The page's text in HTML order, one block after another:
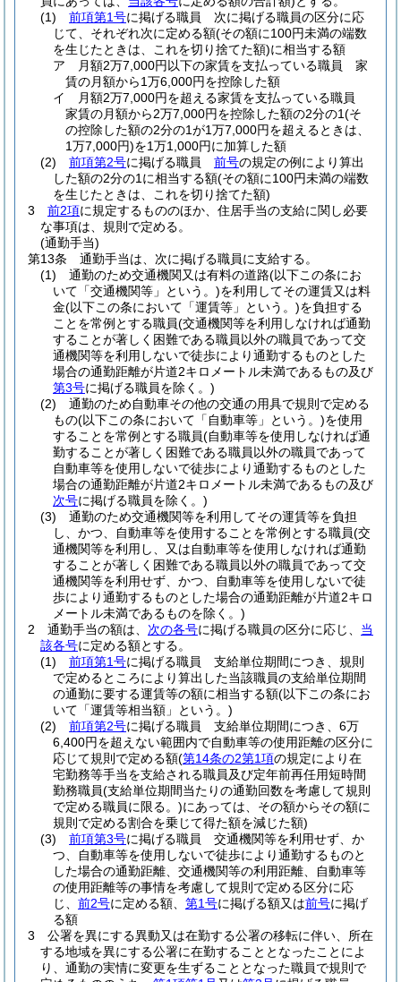
(1)
前項第1号に掲げる職員 次に掲げる職員の区分に応
じて、それぞれ次に定める額(その額に100円未満の端数
を生じたときは、これを切り捨てた額)に相当する額
ア
月額2万7,000円以下の家賃を支払っている職員 家
賃の月額から1万6,000円を控除した額
イ
月額2万7,000円を超える家賃を支払っている職員
家賃の月額から2万7,000円を控除した額の2分の1(そ
の控除した額の2分の1が1万7,000円を超えるときは、
1万7,000円)を1万1,000円に加算した額
(2)
前項第2号に掲げる職員 前号の規定の例により算出
した額の2分の1に相当する額(その額に100円未満の端数
を生じたときは、これを切り捨てた額)
3
前2項に規定するもののほか、住居手当の支給に関し必要
な事項は、規則で定める。
(通勤手当)
第13条
通勤手当は、次に掲げる職員に支給する。
(1)
通勤のため交通機関又は有料の道路(以下この条にお
いて「交通機関等」という。)を利用してその運賃又は料
金(以下この条において「運賃等」という。)を負担する
ことを常例とする職員(交通機関等を利用しなければ通勤
することが著しく困難である職員以外の職員であって交
通機関等を利用しないで徒歩により通勤するものとした
場合の通勤距離が片道2キロメートル未満であるもの及び
第3号に掲げる職員を除く。)
(2)
通勤のため自動車その他の交通の用具で規則で定める
もの(以下この条において「自動車等」という。)を使用
することを常例とする職員(自動車等を使用しなければ通
勤することが著しく困難である職員以外の職員であって
自動車等を使用しないで徒歩により通勤するものとした
場合の通勤距離が片道2キロメートル未満であるもの及び
次号に掲げる職員を除く。)
(3)
通勤のため交通機関等を利用してその運賃等を負担
し、かつ、自動車等を使用することを常例とする職員(交
通機関等を利用し、又は自動車等を使用しなければ通勤
することが著しく困難である職員以外の職員であって交
通機関等を利用せず、かつ、自動車等を使用しないで徒
歩により通勤するものとした場合の通勤距離が片道2キロ
メートル未満であるものを除く。)
2
通勤手当の額は、 次の各号に掲げる職員の区分に応じ、 当
該各号に定める額とする。
(1)
前項第1号に掲げる職員 支給単位期間につき、規則
で定めるところにより算出した当該職員の支給単位期間
の通勤に要する運賃等の額に相当する額(以下この条にお
いて「運賃等相当額」という。)
(2)
前項第2号に掲げる職員 支給単位期間につき、6万
6,400円を超えない範囲内で自動車等の使用距離の区分に
応じて規則で定める額(第14条の2第1項の規定により在
宅勤務等手当を支給される職員及び定年前再任用短時間
勤務職員(支給単位期間当たりの通勤回数を考慮して規則
で定める職員に限る。)にあっては、その額からその額に
規則で定める割合を乗じて得た額を減じた額)
(3)
前項第3号に掲げる職員 交通機関等を利用せず、か
つ、自動車等を使用しないで徒歩により通勤するものと
した場合の通勤距離、交通機関等の利用距離、自動車等
の使用距離等の事情を考慮して規則で定める区分に応
じ、 前2号に定める額、 第1号に掲げる額又は前号に掲げ
る額
3
公署を異にする異動又は在勤する公署の移転に伴い、所在
する地域を異にする公署に在勤することとなったことによ
り、通勤の実情に変更を生ずることとなった職員で規則で